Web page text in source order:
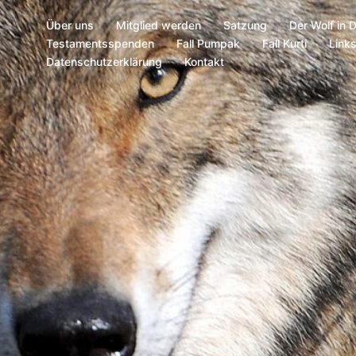
Über uns Mitglied werden Satzung
Der Wolf in
Testamentsspenden
Fall Pumpak Fall Kurti
Links
Datenschutzerklärung
Kontakt